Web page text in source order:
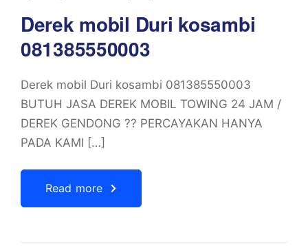
Derek mobil Duri kosambi
081385550003
Derek mobil Duri kosambi 081385550003
BUTUH JASA DEREK MOBIL TOWING 24 JAM /
DEREK GENDONG ?? PERCAYAKAN HANYA
PADA KAMI […]
Read more